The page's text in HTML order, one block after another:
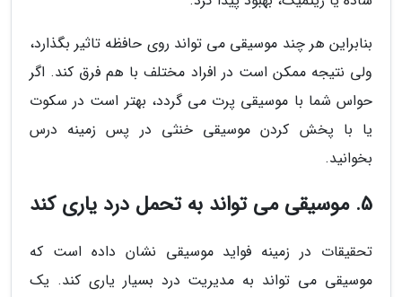
بنابراین هر چند موسیقی می تواند روی حافظه تاثیر بگذارد،
ولی نتیجه ممکن است در افراد مختلف با هم فرق کند. اگر
حواس شما با موسیقی پرت می گردد، بهتر است در سکوت
یا با پخش کردن موسیقی خنثی در پس زمینه درس
بخوانید.
5. موسیقی می تواند به تحمل درد یاری کند
تحقیقات در زمینه فواید موسیقی نشان داده است که
موسیقی می تواند به مدیریت درد بسیار یاری کند. یک